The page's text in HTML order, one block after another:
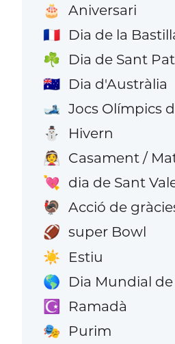
🎂 Aniversari
🇫🇷 Dia de la
☘️ Dia de Sant
🇦🇺 Dia d'Austràlia
🎿 Jocs Olímpics
⛄ Hivern
👰 Casament /
💘 dia de Sant
🦃 Acció de
🏈 super Bowl
☀️ Estiu
🌎 Dia Mundial
☪️ Ramadà
🎭 Purim